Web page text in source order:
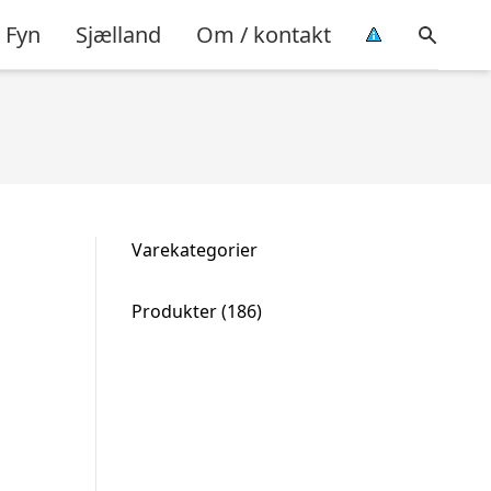
Fyn Sjælland Om / kontakt
Varekategorier
Produkter 186186